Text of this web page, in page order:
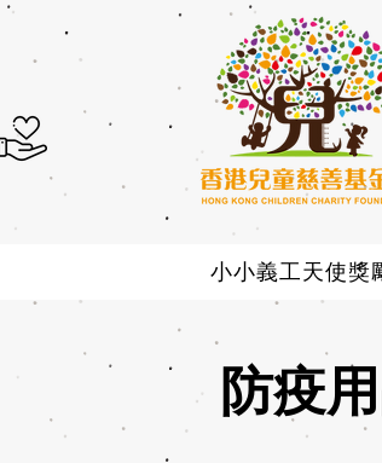
小小義工天使獎
防疫